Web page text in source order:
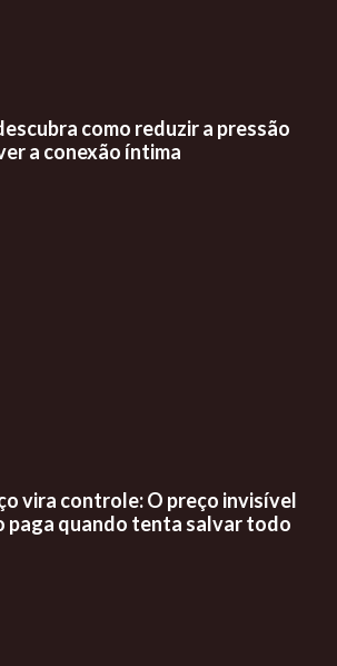
como reduzir a pressão
a conexão íntima
vira controle: O preço invisível
paga quando tenta salvar todo